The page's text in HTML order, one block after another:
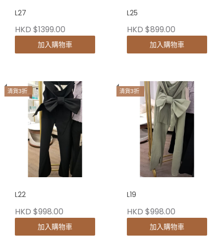
L27
HKD $1399.00
加入購物車
L25
HKD $899.00
加入購物車
清貨3折
L22
HKD $998.00
加入購物車
清貨3折
L19
HKD $998.00
加入購物車